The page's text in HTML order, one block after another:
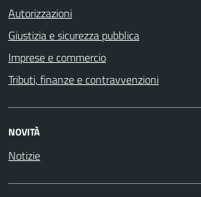
Autorizzazioni
Giustizia e sicurezza pubblica
Imprese e commercio
Tributi, finanze e contravvenzioni
NOVITÀ
Notizie